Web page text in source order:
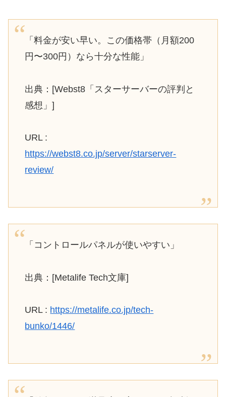
「料金が安い早い。この価格帯（月額200
円〜300円）なら十分な性能」
出典：[Webst8「スターサーバーの評判と
感想」]
URL :
https://webst8.co.jp/server/starserver-
review/
「コントロールパネルが使いやすい」
出典：[Metalife Tech文庫]
URL : https://metalife.co.jp/tech-
bunko/1446/